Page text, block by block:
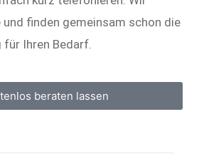
und finden gemeinsam schon die
für Ihren Bedarf.
beraten lassen